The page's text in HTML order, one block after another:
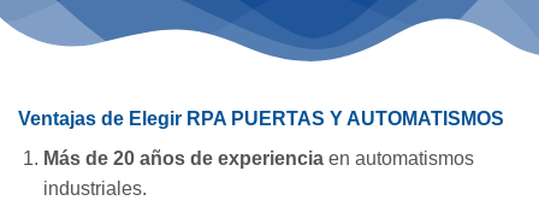
Ventajas de Elegir RPA PUERTAS Y AUTOMATISMOS
Más de 20 años de experienciaen automatismos
industriales.